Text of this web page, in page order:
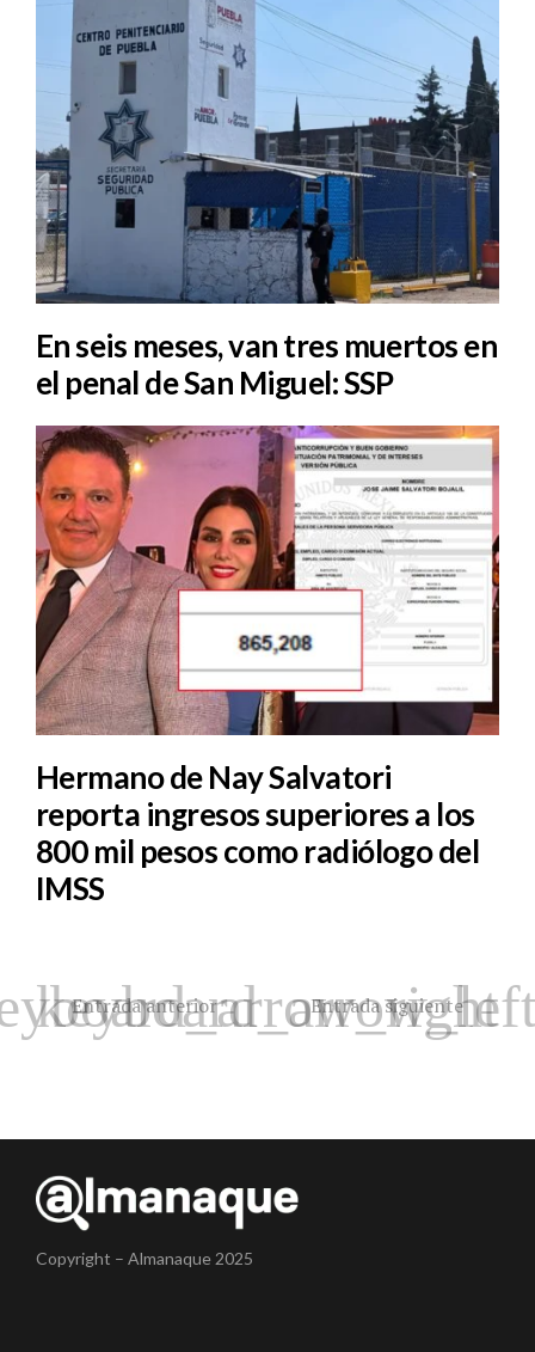
En seis meses, van tres muertos en
el penal de San Miguel: SSP
Hermano de Nay Salvatori
reporta ingresos superiores a los
800 mil pesos como radiólogo del
IMSS
Entrada anterior Entrada siguiente
Copyright – Almanaque 2025